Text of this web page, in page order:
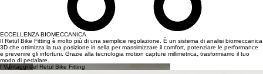
ECCELLENZA BIOMECCANICA
Il Retül Bike Fitting è molto più di una semplice regolazione. È un sistema di analisi biomeccanica
3D che ottimizza la tua posizione in sella per massimizzare il comfort, potenziare le performance